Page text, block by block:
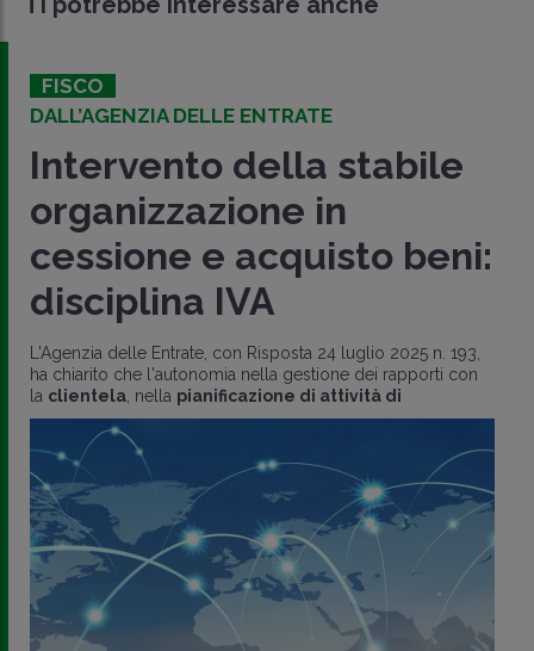
FISCO
DALL’AGENZIA DELLE ENTRATE
Intervento della stabile
organizzazione in
cessione e acquisto beni:
disciplina IVA
L'Agenzia delle Entrate, con Risposta 24 luglio 2025 n. 193,
ha chiarito che l'autonomia nella gestione dei rapporti con
la clientela , nella pianificazione di attività di